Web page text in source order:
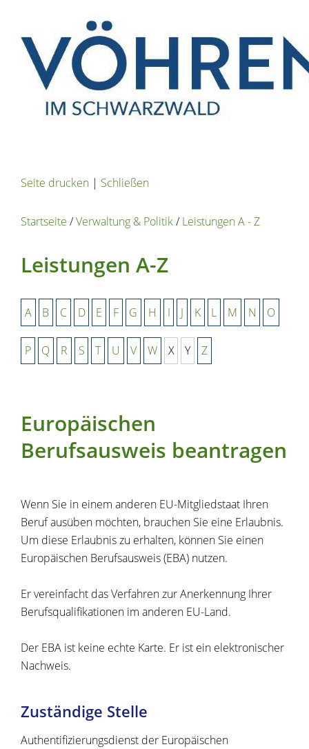
Seite drucken | Schließen
Startseite /Verwaltung & Politik/Leistungen A - Z
Leistungen A-Z
A B C D E F G H I J K L M N O
P Q R S T U V W X Y Z
Europäischen
Berufsausweis beantragen
Wenn Sie in einem anderen EU-Mitgliedstaat Ihren
Beruf ausüben möchten, brauchen Sie eine Erlaubnis.
Um diese Erlaubnis zu erhalten, können Sie einen
Europäischen Berufsausweis (EBA) nutzen.
Er vereinfacht das Verfahren zur Anerkennung Ihrer
Berufsqualifikationen im anderen EU-Land.
Der EBA ist keine echte Karte. Er ist ein elektronischer
Nachweis.
Zuständige Stelle
Authentifizierungsdienst der Europäischen